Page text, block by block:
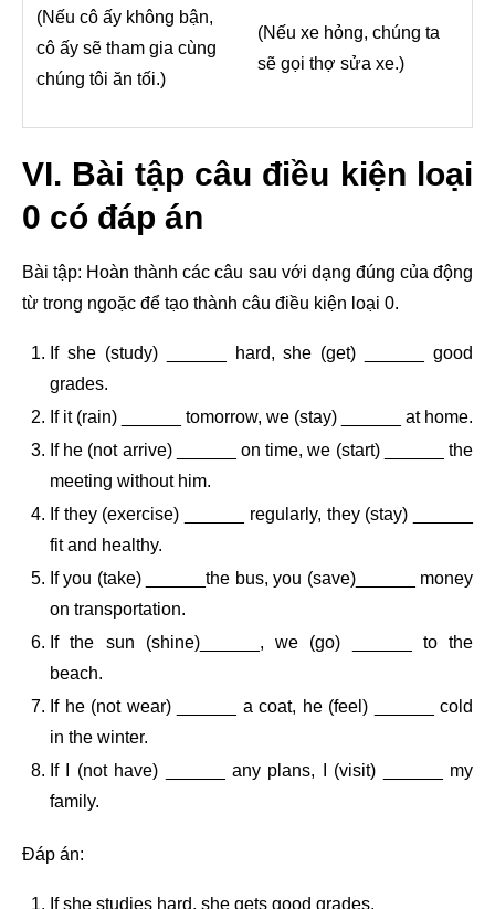
(Nếu cô ấy không bận,
cô ấy sẽ tham gia cùng
chúng tôi ăn tối.)
(Nếu xe hỏng, chúng ta
sẽ gọi thợ sửa xe.)
VI. Bài tập câu điều kiện loại
0 có đáp án
Bài tập: Hoàn thành các câu sau với dạng đúng của động
từ trong ngoặc để tạo thành câu điều kiện loại 0.
If she (study) ______ hard, she (get) ______ good
grades.
If it (rain) ______ tomorrow, we (stay) ______ at home.
If he (not arrive) ______ on time, we (start) ______ the
meeting without him.
If they (exercise) ______ regularly, they (stay) ______
fit and healthy.
If you (take) ______the bus, you (save)______ money
on transportation.
If the sun (shine)______, we (go) ______ to the
beach.
If he (not wear) ______ a coat, he (feel) ______ cold
in the winter.
If I (not have) ______ any plans, I (visit) ______ my
family.
Đáp án:
If she studies hard, she gets good grades.